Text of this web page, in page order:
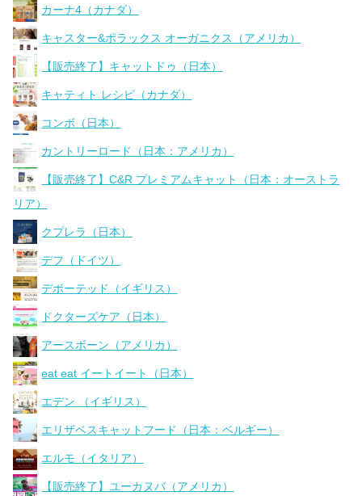
カーナ4（カナダ）
キャスター&ポラックス オーガニクス（アメリカ）
【販売終了】キャットドゥ（日本）
キャティト レシピ（カナダ）
コンボ（日本）
カントリーロード（日本：アメリカ）
【販売終了】C&R プレミアムキャット（日本：オーストラ
リア）
クプレラ（日本）
デフ（ドイツ）
デボーテッド（イギリス）
ドクターズケア（日本）
アースボーン（アメリカ）
eat eat イートイート（日本）
エデン （イギリス）
エリザベスキャットフード（日本：ベルギー）
エルモ（イタリア）
【販売終了】ユーカヌバ（アメリカ）